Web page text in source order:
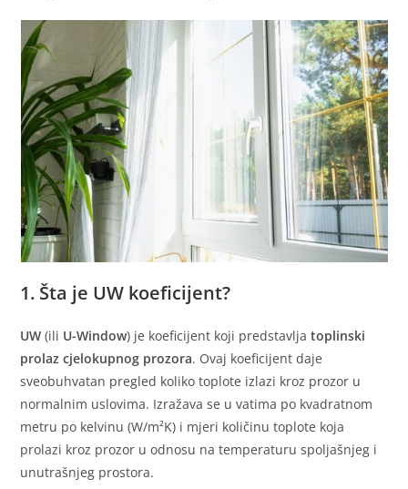
1. Šta je UW koeficijent?
UW (ili U-Window) je koeficijent koji predstavljatoplinski
prolaz cjelokupnog prozora. Ovaj koeficijent daje
sveobuhvatan pregled koliko toplote izlazi kroz prozor u
normalnim uslovima. Izražava se u vatima po kvadratnom
metru po kelvinu (W/m²K) i mjeri količinu toplote koja
prolazi kroz prozor u odnosu na temperaturu spoljašnjeg i
unutrašnjeg prostora.